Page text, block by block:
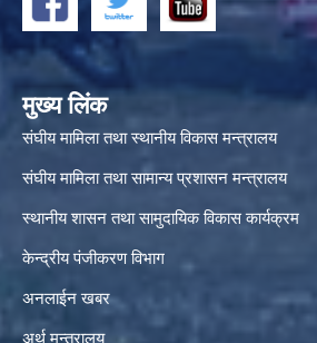
मुख्य लिंक
संघीय मामिला तथा स्थानीय विकास मन्त्रालय
संघीय मामिला तथा सामान्य प्रशासन मन्त्रालय
स्थानीय शासन तथा सामुदायिक विकास कार्यक्रम
केन्द्रीय पंजीकरण विभाग
अनलाईन खबर
अर्थ मन्त्रालय